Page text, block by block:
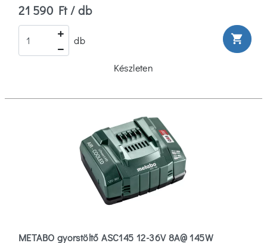
21 590 Ft / db
db shopping_cart
Készleten
METABO gyorstöltő ASC145 12-36V 8A@ 145W